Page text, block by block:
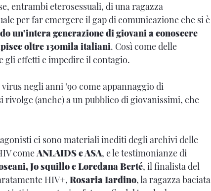
entrambi eterosessuali, di una ragazza
per far emergere il gap di comunicazione che si è
un’intera generazione di giovani a conoscere
oltre 130mila italiani. Così come delle
gli effetti e impedire il contagio.
negli anni ’90 come appannaggio di
rivolge (anche) a un pubblico di giovanissimi, che
ci sono materiali inediti degli archivi delle
comeANLAIDS e ASA, e le testimonianze di
Jo squillo e Loredana Berté, il finalista del
HIV+, Rosaria Iardino, la ragazza baciata